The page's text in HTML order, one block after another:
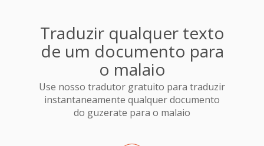
Traduzir qualquer texto
de um documento para
o malaio
Use nosso tradutor gratuito para traduzir
instantaneamente qualquer documento
do guzerate para o malaio